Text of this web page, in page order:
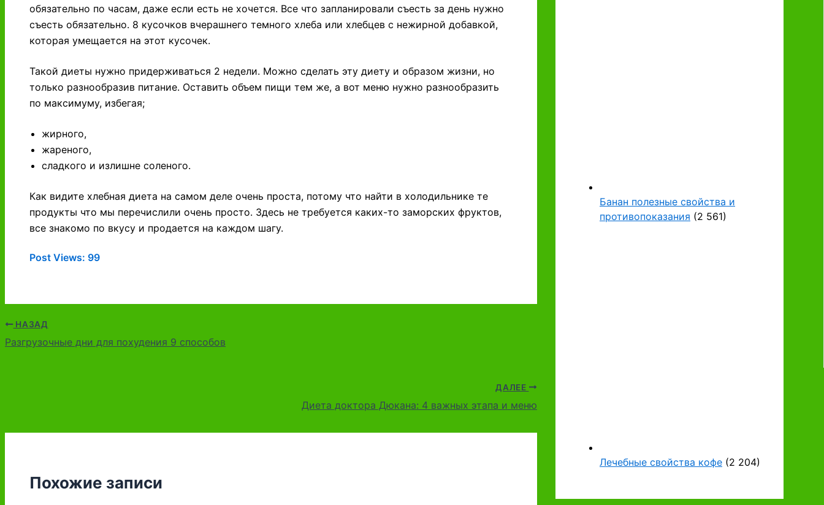
обязательно по часам, даже если есть не хочется. Все что запланировали съесть за день нужно
съесть обязательно. 8 кусочков вчерашнего темного хлеба или хлебцев с нежирной добавкой,
которая умещается на этот кусочек.
Такой диеты нужно придерживаться 2 недели. Можно сделать эту диету и образом жизни, но
только разнообразив питание. Оставить объем пищи тем же, а вот меню нужно разнообразить
по максимуму, избегая;
жирного,
жареного,
сладкого и излишне соленого.
Как видите хлебная диета на самом деле очень проста, потому что найти в холодильнике те
продукты что мы перечислили очень просто. Здесь не требуется каких-то заморских фруктов,
все знакомо по вкусу и продается на каждом шагу.
Post Views: 99
НАЗАД
Разгрузочные дни для похудения 9 способов
ДАЛЕЕ
Диета доктора Дюкана: 4 важных этапа и меню
Похожие записи
Банан полезные свойства и
противопоказания (2 561)
Лечебные свойства кофе (2 204)